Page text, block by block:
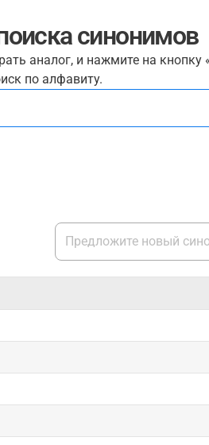
синонимов
аналог, и нажмите на
по алфавиту.